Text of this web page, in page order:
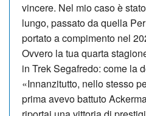
vincere. Nel mio caso è
lungo, passato da quella
portato a compimento nel
Ovvero la tua quarta
in Trek Segafre­do: come la
«Innanzitutto, nello stesso
prima avevo battuto